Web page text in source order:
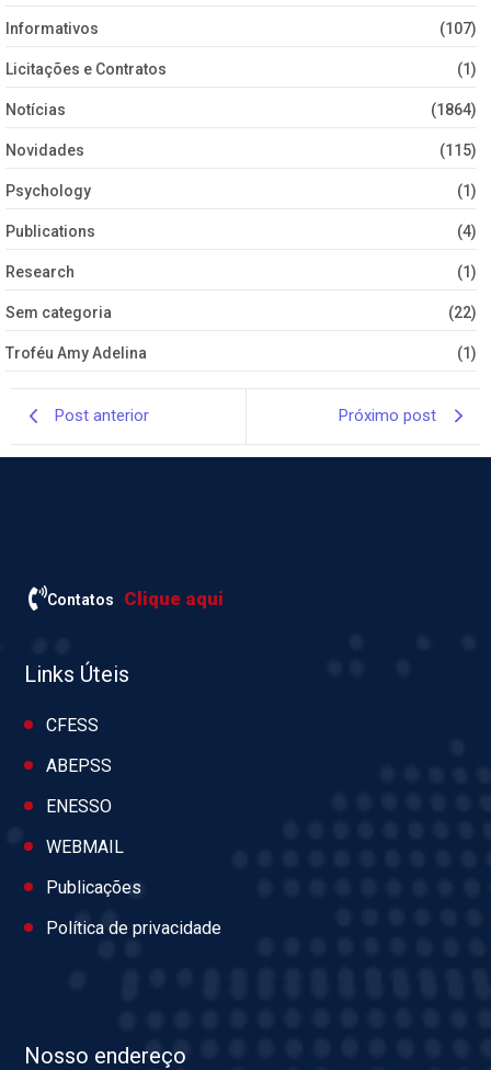
Informativos (107)
Licitações e Contratos (1)
Notícias (1864)
Novidades (115)
Psychology (1)
Publications (4)
Research (1)
Sem categoria (22)
Troféu Amy Adelina (1)
Post anterior Próximo post
Contatos Clique aqui
Links Úteis
CFESS
ABEPSS
ENESSO
WEBMAIL
Publicações
Política de privacidade
Nosso endereço